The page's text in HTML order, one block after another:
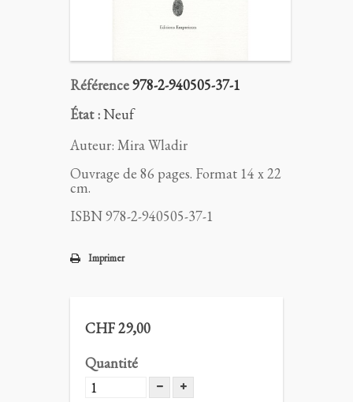
Référence978-2-940505-37-1
État :Neuf
Auteur: Mira Wladir
Ouvrage de 86 pages. Format 14 x 22
cm.
ISBN 978-2-940505-37-1
Imprimer
CHF 29,00
Quantité